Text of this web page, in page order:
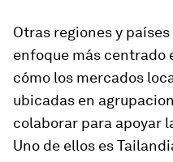
Otras regiones y
enfoque más centrado
cómo los mercados
ubicadas en
colaborar para apoyar
Uno de ellos es